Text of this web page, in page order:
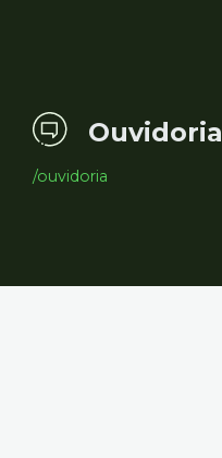
Ouvidoria
/ouvidoria